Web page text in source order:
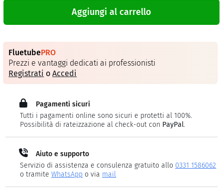
Aggiungi al carrello
FluetubePRO
Prezzi e vantaggi dedicati ai professionisti
Registrati oAccedi
Pagamenti sicuri
Tutti i pagamenti online sono sicuri e protetti al 100%.
Possibilità di rateizzazione al check-out con PayPal.
Aiuto e supporto
Servizio di assistenza e consulenza gratuito allo 0331 1586062
o tramiteWhatsApp o via mail